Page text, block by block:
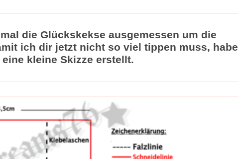
die Glückskekse ausgemessen um die
ich dir jetzt nicht so viel tippen muss, habe
kleine Skizze erstellt.